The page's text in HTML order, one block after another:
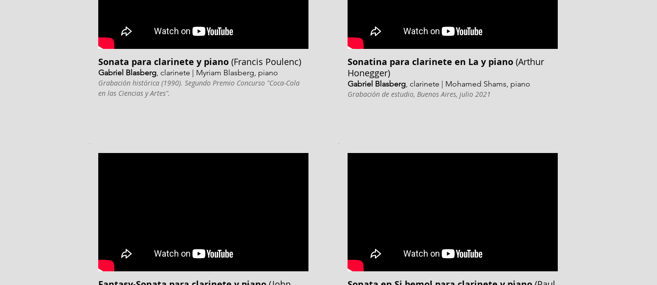
Sonata para clarinete y piano (Francis Poulenc)
Gabriel Blasberg, clarinete | Myriam Blasberg, piano
Grabación histórica (1990). Segundo Premio Concurso "Coca-Cola
en las Ciencias y Artes".
Sonatina para clarinete en La y piano (Arthur
Honegger)
Gabriel Blasberg, clarinete | Mohamed Shams, piano
Grabación de estudio, Buenos Aires, julio 2021